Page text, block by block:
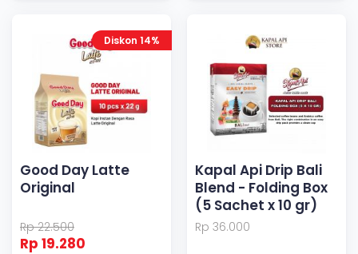
Diskon 14%
Good Day Latte
Original
Rp 22.500
Rp 19.280
Kapal Api Drip Bali
Blend - Folding Box
(5 Sachet x 10 gr)
Rp 36.000